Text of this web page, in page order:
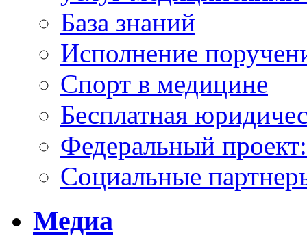
База знаний
Исполнение
Спорт в медицине
Бесплатная
Федеральный
Социальные
Медиа